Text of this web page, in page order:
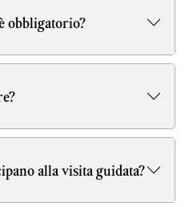
obbligatorio?
alla visita guidata?